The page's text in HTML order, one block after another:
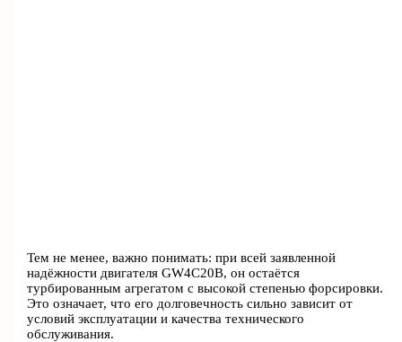
Тем не менее, важно понимать: при всей заявленной
надёжности двигателя GW4C20B, он остаётся
турбированным агрегатом с высокой степенью форсировки.
Это означает, что его долговечность сильно зависит от
условий эксплуатации и качества технического
обслуживания.